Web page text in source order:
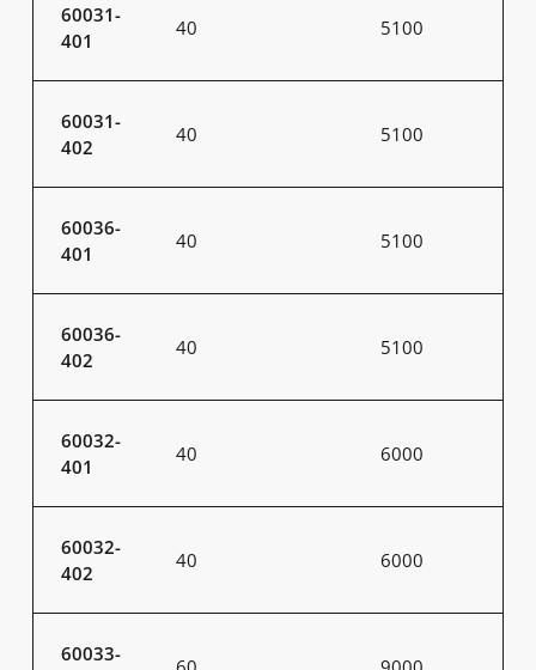
60031-
401
40 5100
60031-
402
40 5100
60036-
401
40 5100
60036-
402
40 5100
60032-
401
40 6000
60032-
402
40 6000
60033-